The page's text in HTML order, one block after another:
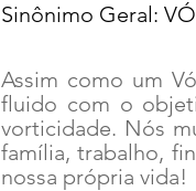
Sinônimo Geral:
Assim como um
fluido com o
vorticidade. Nós
família, trabalho,
nossa própria vida!